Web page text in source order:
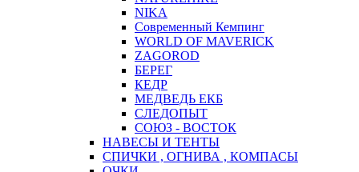
NIKA
Современный Кемпинг
WORLD OF MAVERICK
ZAGOROD
БЕРЕГ
КЕДР
МЕДВЕДЬ ЕКБ
СЛЕДОПЫТ
СОЮЗ - ВОСТОК
НАВЕСЫ И ТЕНТЫ
СПИЧКИ , ОГНИВА , КОМПАСЫ